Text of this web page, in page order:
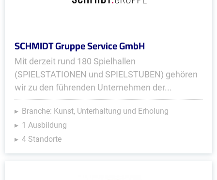
SCHMIDT Gruppe Service GmbH
Mit derzeit rund 180 Spielhallen
(SPIELSTATIONEN und SPIELSTUBEN) gehören
wir zu den führenden Unternehmen der...
Branche: Kunst, Unterhaltung und Erholung
1 Ausbildung
4 Standorte